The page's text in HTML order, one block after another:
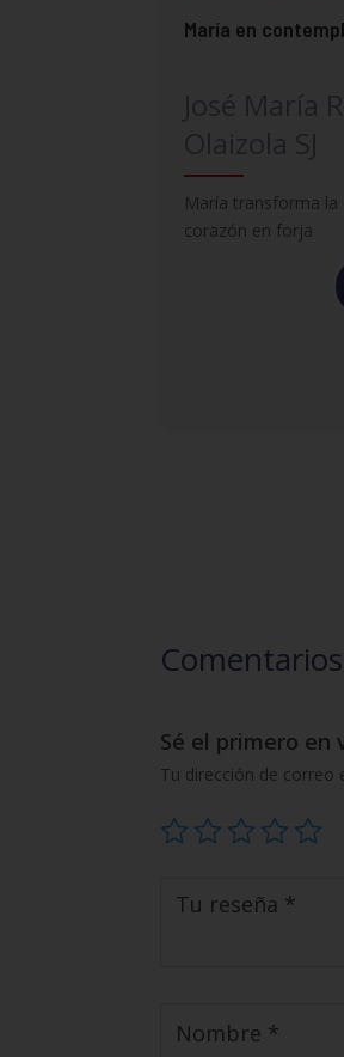
María en
María transforma la
corazón en forja
Comentarios
Sé el primero en
Tu dirección de correo